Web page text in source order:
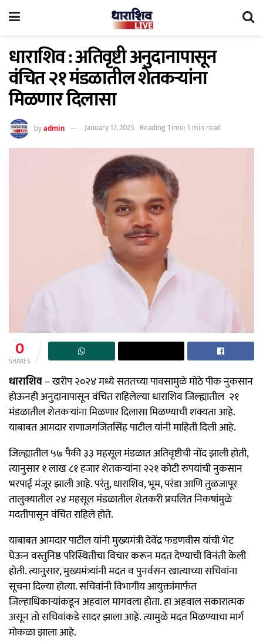
धाराशिव : अतिवृष्टी अनुदानापासून
वंचित २१ मंडळातील शेतकर्‍यांना
मिळणार दिलासा
byadmin January 17, 2025 Reading Time: 1 min read
0
SHARES
धाराशिव– खरीप २०२४ मध्ये सततच्या पावसामुळे मोठे पीक नुकसान
होऊनही अनुदानापासून वंचित राहिलेल्या धाराशिव जिल्ह्यातील २१
मंडळातील शेतकर्‍यांना मिळणार दिलासा मिळण्याची शक्यता आहे.
याबाबत आमदार राणाजगजितसिंह पाटील यांनी माहिती दिली आहे.
जिल्ह्यातील ५७ पैकी ३३ महसूल मंडळात अतिवृष्टीची नोंद झाली होती,
त्यानुसार १ लाख ८१ हजार शेतकऱ्यांना २२१ कोटी रुपयांची नुकसान
भरपाई मंजूर झाली आहे. परंतु, धाराशिव, भूम, परंडा आणि तुळजापूर
तालुक्यातील २४ महसूल मंडळातील शेतकरी प्रचलित निकषांमुळे
मदतीपासून वंचित राहिले होते.
याबाबत आमदार पाटील यांनी मुख्यमंत्री देवेंद्र फडणवीस यांची भेट
घेऊन वस्तुनिष्ठ परिस्थितीचा विचार करून मदत देण्याची विनंती केली
होती. त्यानुसार, मुख्यमंत्र्यांनी मदत व पुनर्वसन खात्याच्या सचिवांना
सूचना दिल्या होत्या. सचिवांनी विभागीय आयुक्तांमार्फत
जिल्हाधिकार्‍यांकडून अहवाल मागवला होता. हा अहवाल सकारात्मक
असून तो सचिवांकडे सादर झाला आहे. त्यामुळे मदत मिळण्याचा मार्ग
मोकळा झाला आहे.